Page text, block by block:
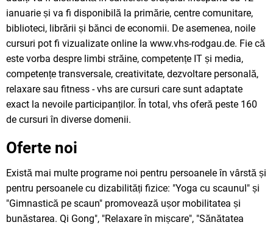
ianuarie și va fi disponibilă la primărie, centre comunitare,
biblioteci, librării și bănci de economii. De asemenea, noile
cursuri pot fi vizualizate online la www.vhs-rodgau.de. Fie că
este vorba despre limbi străine, competențe IT și media,
competențe transversale, creativitate, dezvoltare personală,
relaxare sau fitness - vhs are cursuri care sunt adaptate
exact la nevoile participanților. În total, vhs oferă peste 160
de cursuri în diverse domenii.
Oferte noi
Există mai multe programe noi pentru persoanele în vârstă și
pentru persoanele cu dizabilități fizice: "Yoga cu scaunul" și
"Gimnastică pe scaun" promovează ușor mobilitatea și
bunăstarea. Qi Gong", "Relaxare în mișcare", "Sănătatea